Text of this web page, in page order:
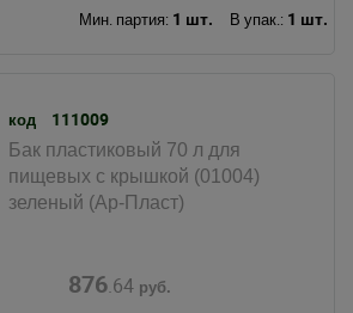
Мин. партия: 1 шт. В упак.: 1 шт.
код 111009
Бак пластиковый 70 л для
пищевых с крышкой (01004)
зеленый (Ар-Пласт)
876.64руб.